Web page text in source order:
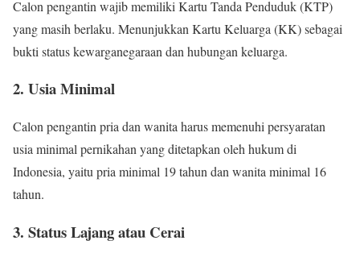
Calon pengantin wajib memiliki Kartu Tanda Penduduk (KTP)
yang masih berlaku. Menunjukkan Kartu Keluarga (KK) sebagai
bukti status kewarganegaraan dan hubungan keluarga.
2. Usia Minimal
Calon pengantin pria dan wanita harus memenuhi persyaratan
usia minimal pernikahan yang ditetapkan oleh hukum di
Indonesia, yaitu pria minimal 19 tahun dan wanita minimal 16
tahun.
3. Status Lajang atau Cerai